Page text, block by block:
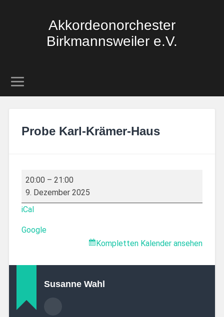
Akkordeonorchester
Birkmannsweiler e.V.
Probe Karl-Krämer-Haus
20:00 – 21:00
9. Dezember 2025
iCal
Google
Kompletten Kalender ansehen
Susanne Wahl